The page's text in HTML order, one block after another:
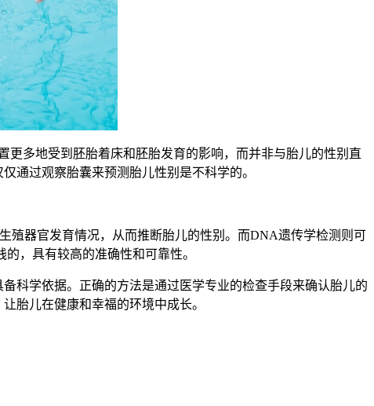
多地受到胚胎着床和胚胎发育的影响，而并非与胎儿的性别直
通过观察胎囊来预测胎儿性别是不科学的。
器官发育情况，从而推断胎儿的性别。而DNA遗传学检测则可
，具有较高的准确性和可靠性。
学依据。正确的方法是通过医学专业的检查手段来确认胎儿的
胎儿在健康和幸福的环境中成长。